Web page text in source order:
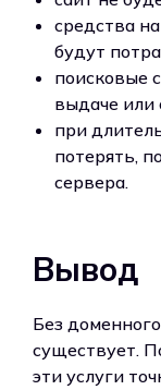
средства
будут
поисковые
выдаче или
при
потерять,
сервера.
Вывод
Без
существует.
эти услуги